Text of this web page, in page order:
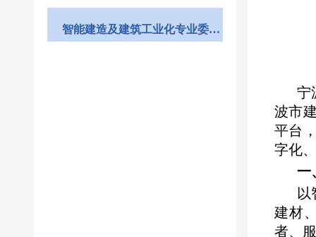
智能建造及建筑工业化专业委员会